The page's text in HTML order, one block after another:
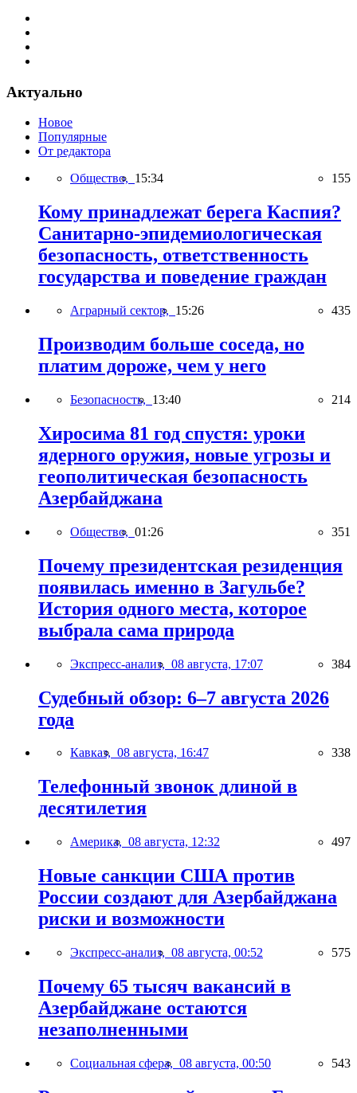
Актуально
Новое
Популярные
От редактора
Общество, 15:34 155
Кому принадлежат берега Каспия?
Санитарно-эпидемиологическая
безопасность, ответственность
государства и поведение граждан
Аграрный сектор, 15:26 435
Производим больше соседа, но
платим дороже, чем у него
Безопасность, 13:40 214
Хиросима 81 год спустя: уроки
ядерного оружия, новые угрозы и
геополитическая безопасность
Азербайджана
Общество, 01:26 351
Почему президентская резиденция
появилась именно в Загульбе?
История одного места, которое
выбрала сама природа
Экспресс-анализ, 08 августа, 17:07 384
Судебный обзор: 6–7 августа 2026
года
Кавказ, 08 августа, 16:47 338
Телефонный звонок длиной в
десятилетия
Америка, 08 августа, 12:32 497
Новые санкции США против
России создают для Азербайджана
риски и возможности
Экспресс-анализ, 08 августа, 00:52 575
Почему 65 тысяч вакансий в
Азербайджане остаются
незаполненными
Социальная сфера, 08 августа, 00:50 543